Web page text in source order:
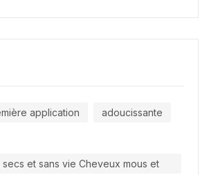
application adoucissante
et sans vie Cheveux mous et